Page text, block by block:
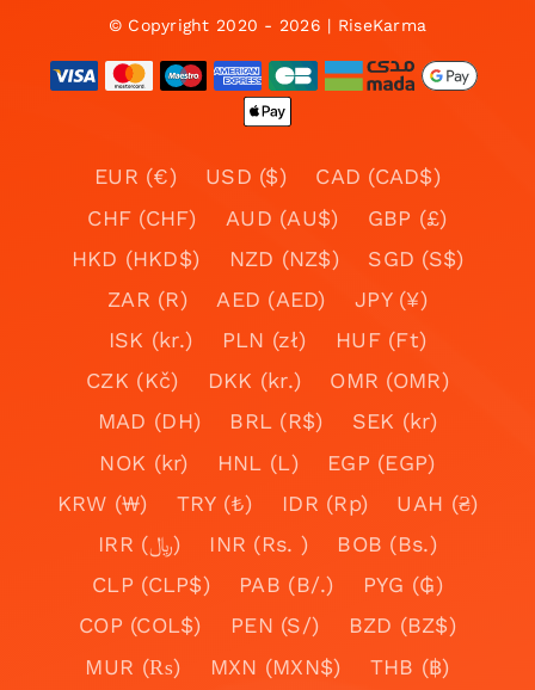
© Copyright 2020 - 2026 | RiseKarma
EUR (€) USD ($)
CAD (CAD$)
CHF (CHF)
AUD (AU$)
GBP (£)
HKD (HKD$)
NZD (NZ$)
SGD (S$)
ZAR (R)
AED (AED)
JPY (¥)
ISK (kr.)
PLN (zł)
HUF (Ft)
CZK (Kč)
DKK (kr.)
OMR (OMR)
MAD (DH)
BRL (R$)
SEK (kr)
NOK (kr)
HNL (L)
EGP (EGP)
KRW (₩)
TRY (₺) IDR (Rp)
UAH (₴)
IRR (﷼)
INR (Rs. )
BOB (Bs.)
CLP (CLP$)
PAB (B/.)
PYG (₲)
COP (COL$)
PEN (S/)
BZD (BZ$)
MUR (₨)
MXN (MXN$)
THB (฿)